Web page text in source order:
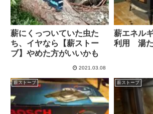
薪にくっついていた虫た
ち、イヤなら【薪ストー
ブ】やめた方がいいかも
2021.03.08
薪エネル
利用 湯た
薪ストーブ 薪ストーブ